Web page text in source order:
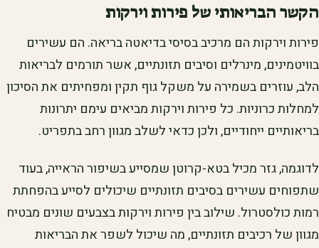
הקשר הבריאותי של פירות וירקות
פירות וירקות הם מרכיב בסיסי בדיאטה בריאה. הם עשירים
בוויטמינים, מינרלים וסיבים תזונתיים, אשר תורמים לבריאות
הלב, עוזרים בשמירה על משקל גוף תקין ומפחיתים את הסיכון
למחלות כרוניות. כל פירות וירקות מביאים עימם יתרונות
בריאותיים ייחודיים, ולכן כדאי לשלב מגוון רחב בתפריט.
לדוגמה, גזר מכיל בטא-קרוטן שמסייע בשיפור הראייה, בעוד
שתפוחים עשירים בסיבים תזונתיים שיכולים לסייע בהפחתת
רמות כולסטרול. שילוב בין פירות וירקות בצבעים שונים מבטיח
מגוון של רכיבים תזונתיים, מה שיכול לשפר את הבריאות